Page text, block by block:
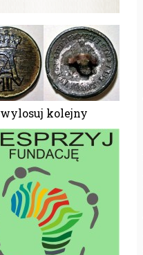
wylosuj kolejny